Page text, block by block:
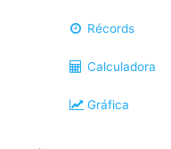
Récords
Calculadora
Gráfica